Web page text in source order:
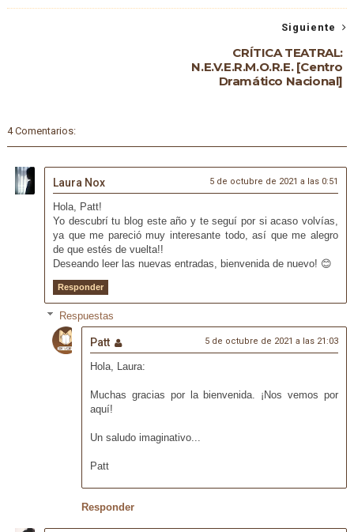
Siguiente
CRÍTICA TEATRAL:
N.E.V.E.R.M.O.R.E. [Centro
Dramático Nacional]
4 Comentarios:
Laura Nox 5 de octubre de 2021 a las 0:51
Hola, Patt!
Yo descubrí tu blog este año y te seguí por si acaso volvías,
ya que me pareció muy interesante todo, así que me alegro
de que estés de vuelta!!
Deseando leer las nuevas entradas, bienvenida de nuevo! 😊
Responder
Respuestas
Patt 5 de octubre de 2021 a las 21:03
Hola, Laura:
Muchas gracias por la bienvenida. ¡Nos vemos por
aquí!
Un saludo imaginativo...
Patt
Responder